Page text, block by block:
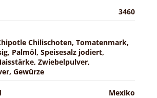
3460
Chilischoten, Tomatenmark,
Palmöl, Speisesalz jodiert,
Zwiebelpulver,
Gewürze
Mexiko